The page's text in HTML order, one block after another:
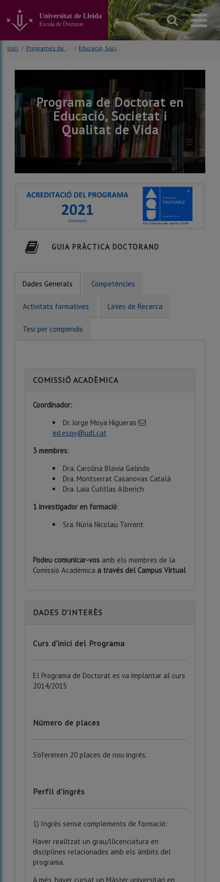
contingut
principal
Universitat de Lleida
Escola de Doctorat
Inici / Programes de doctorat / Educació, Societat i Qualitat de Vida
Programa de Doctorat en
Educació, Societat i
Qualitat de Vida
GUIA PRÀCTICA DOCTORAND
Dades Generals Competències
Activitats formatives Línies de Recerca
Tesi per compendis
COMISSIÓ ACADÈMICA
Coordinador:
Dr. Jorge Moya Higueras
ed.esqv@udl.cat
3 membres:
Dra. Carolina Blavia Galindo
Dra. Montserrat Casanovas Català
Dra. Laia Cutillas Alberich
1 investigador en formació:
Sra. Núria Nicolau Torrent
Podeu comunicar-vos amb els membres de la
Comissió Acadèmica a través del Campus Virtual
DADES D'INTERÈS
Curs d'inici del Programa
El Programa de Doctorat es va implantar al curs
2014/2015
Número de places
S'ofereixen 20 places de nou ingrés.
Perfil d'ingrés
1) Ingrés sense complements de formació:
Haver realitzat un grau/llicenciatura en
disciplines relacionades amb els àmbits del
programa.
A més, haver cursat un Màster universitari en